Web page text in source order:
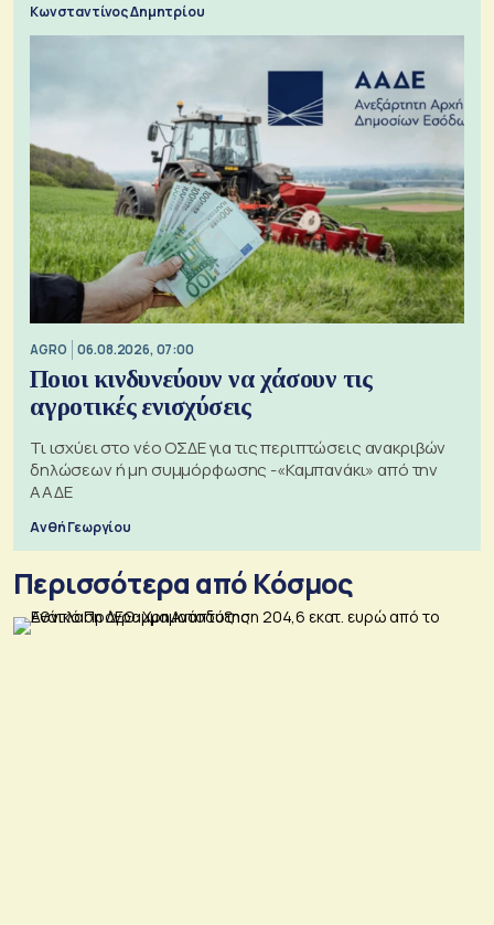
Κωνσταντίνος Δημητρίου
AGRO 06.08.2026, 07:00
Ποιοι κινδυνεύουν να χάσουν τις
αγροτικές ενισχύσεις
Τι ισχύει στο νέο ΟΣΔΕ για τις περιπτώσεις ανακριβών
δηλώσεων ή μη συμμόρφωσης -«Καμπανάκι» από την
ΑΑΔΕ
Ανθή Γεωργίου
Περισσότερα από Κόσμος